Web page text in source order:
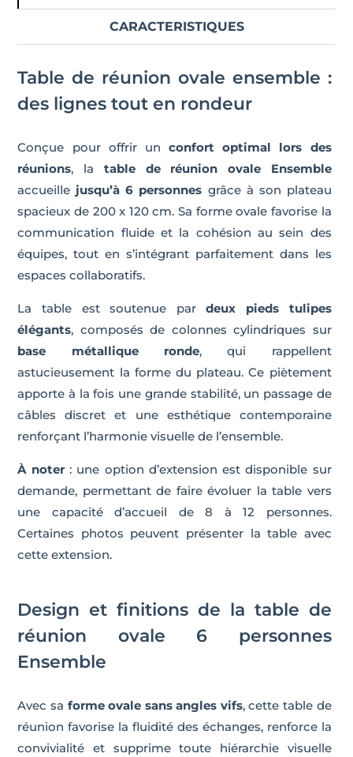
CARACTERISTIQUES
Table de réunion ovale ensemble :
des lignes tout en rondeur
Conçue pour offrir unconfort optimal lors des
réunions, la table de réunion ovale Ensemble
accueille jusqu’à 6 personnes grâce à son plateau
spacieux de 200 x 120 cm. Sa forme ovale favorise la
communication fluide et la cohésion au sein des
équipes, tout en s’intégrant parfaitement dans les
espaces collaboratifs.
La table est soutenue pardeux pieds tulipes
élégants, composés de colonnes cylindriques sur
base métallique ronde, qui rappellent
astucieusement la forme du plateau. Ce piètement
apporte à la fois une grande stabilité, un passage de
câbles discret et une esthétique contemporaine
renforçant l’harmonie visuelle de l’ensemble.
À noter: une option d’extension est disponible sur
demande, permettant de faire évoluer la table vers
une capacité d’accueil de 8 à 12 personnes.
Certaines photos peuvent présenter la table avec
cette extension.
Design et finitions de la table de
réunion ovale 6 personnes
Ensemble
Avec sa forme ovale sans angles vifs, cette table de
réunion favorise la fluidité des échanges, renforce la
convivialité et supprime toute hiérarchie visuelle